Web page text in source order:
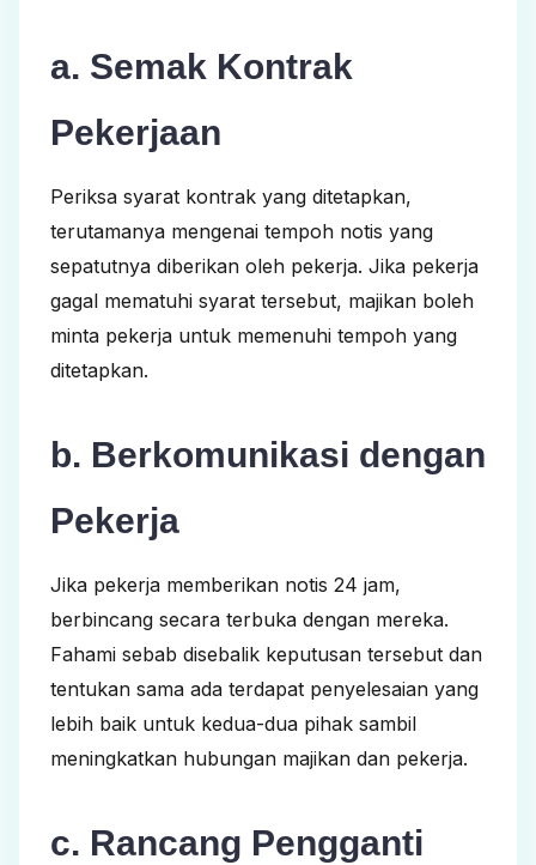
a. Semak Kontrak
Pekerjaan
Periksa syarat kontrak yang ditetapkan,
terutamanya mengenai tempoh notis yang
sepatutnya diberikan oleh pekerja. Jika pekerja
gagal mematuhi syarat tersebut, majikan boleh
minta pekerja untuk memenuhi tempoh yang
ditetapkan.
b. Berkomunikasi dengan
Pekerja
Jika pekerja memberikan notis 24 jam,
berbincang secara terbuka dengan mereka.
Fahami sebab disebalik keputusan tersebut dan
tentukan sama ada terdapat penyelesaian yang
lebih baik untuk kedua-dua pihak sambil
meningkatkan hubungan majikan dan pekerja.
c. Rancang Pengganti